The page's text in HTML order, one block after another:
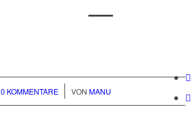
0 KOMMENTARE
/ VON MANU